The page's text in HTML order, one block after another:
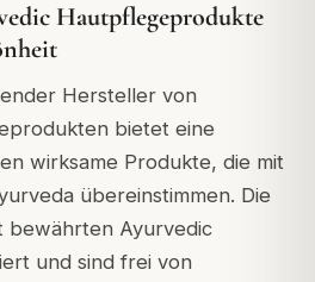
Hautpflegeprodukte
Hersteller von
bietet eine
wirksame Produkte, die mit
übereinstimmen. Die
bewährten Ayurvedic
und sind frei von